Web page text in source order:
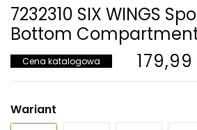
7232310 SIX WINGS
Bottom
Cena katalogowa 179,99
Wariant